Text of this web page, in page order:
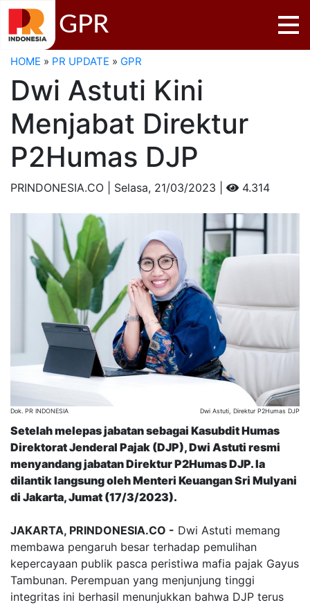
GPR
HOME » PR UPDATE » GPR
Dwi Astuti Kini
Menjabat Direktur
P2Humas DJP
PRINDONESIA.CO | Selasa, 21/03/2023 | 4.314
Dok. PR INDONESIA Dwi Astuti, Direktur P2Humas DJP
Setelah melepas jabatan sebagai Kasubdit Humas
Direktorat Jenderal Pajak (DJP), Dwi Astuti resmi
menyandang jabatan Direktur P2Humas DJP. Ia
dilantik langsung oleh Menteri Keuangan Sri Mulyani
di Jakarta, Jumat (17/3/2023).
JAKARTA, PRINDONESIA.CO - Dwi Astuti memang
membawa pengaruh besar terhadap pemulihan
kepercayaan publik pasca peristiwa mafia pajak Gayus
Tambunan. Perempuan yang menjunjung tinggi
integritas ini berhasil menunjukkan bahwa DJP terus